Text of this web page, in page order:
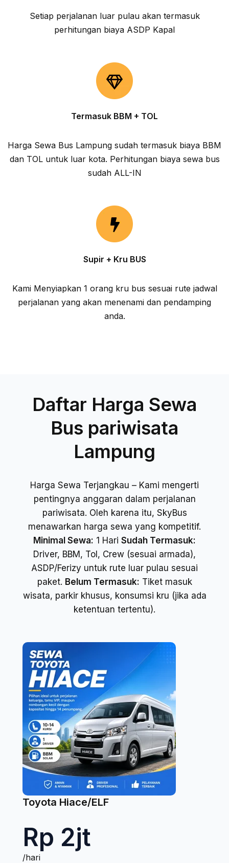
Setiap perjalanan luar pulau akan termasuk
perhitungan biaya ASDP Kapal
Termasuk BBM + TOL
Harga Sewa Bus Lampung sudah termasuk biaya BBM
dan TOL untuk luar kota. Perhitungan biaya sewa bus
sudah ALL-IN
Supir + Kru BUS
Kami Menyiapkan 1 orang kru bus sesuai rute jadwal
perjalanan yang akan menenami dan pendamping
anda.
Daftar Harga Sewa
Bus pariwisata
Lampung
Harga Sewa Terjangkau – Kami mengerti
pentingnya anggaran dalam perjalanan
pariwisata. Oleh karena itu, SkyBus
menawarkan harga sewa yang kompetitif.
Minimal Sewa: 1 Hari Sudah Termasuk:
Driver, BBM, Tol, Crew (sesuai armada),
ASDP/Ferizy untuk rute luar pulau sesuai
paket. Belum Termasuk: Tiket masuk
wisata, parkir khusus, konsumsi kru (jika ada
ketentuan tertentu).
Toyota Hiace/ELF
Rp 2jt
/hari